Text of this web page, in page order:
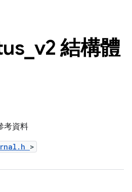
v2 結構體
考資料
>